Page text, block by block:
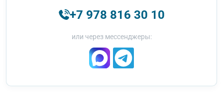
+7 978 816 30 10
или через мессенджеры: